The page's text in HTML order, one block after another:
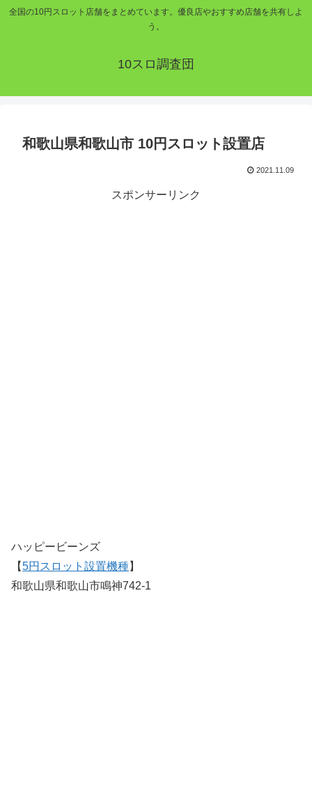
全国の10円スロット店舗をまとめています。優良店やおすすめ店舗を共有しよ
う。
10スロ調査団
和歌山県和歌山市 10円スロット設置店
2021.11.09
スポンサーリンク
ハッピービーンズ
【5円スロット設置機種】
和歌山県和歌山市鳴神742-1